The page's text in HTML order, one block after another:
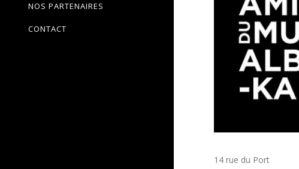
NOS PARTENAIRES
CONTACT
14 rue du Port